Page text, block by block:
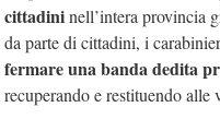
cittadininell’intera provincia
da parte di cittadini, i
fermare una banda dedita
recuperando e restituendo alle